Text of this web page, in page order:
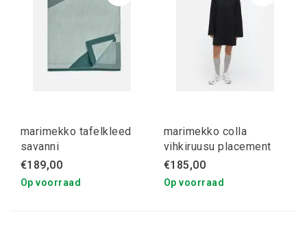
marimekko tafelkleed
savanni
€189,00
Op voorraad
marimekko colla
vihkiruusu placement
kioski tunic S black
€185,00
Op voorraad